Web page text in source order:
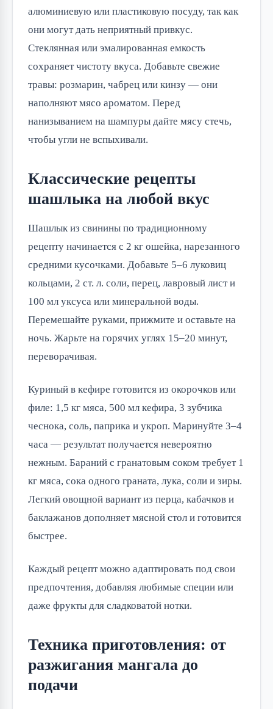
алюминиевую или пластиковую посуду, так как
они могут дать неприятный привкус.
Стеклянная или эмалированная емкость
сохраняет чистоту вкуса. Добавьте свежие
травы: розмарин, чабрец или кинзу — они
наполняют мясо ароматом. Перед
нанизыванием на шампуры дайте мясу стечь,
чтобы угли не вспыхивали.
Классические рецепты
шашлыка на любой вкус
Шашлык из свинины по традиционному
рецепту начинается с 2 кг ошейка, нарезанного
средними кусочками. Добавьте 5–6 луковиц
кольцами, 2 ст. л. соли, перец, лавровый лист и
100 мл уксуса или минеральной воды.
Перемешайте руками, прижмите и оставьте на
ночь. Жарьте на горячих углях 15–20 минут,
переворачивая.
Куриный в кефире готовится из окорочков или
филе: 1,5 кг мяса, 500 мл кефира, 3 зубчика
чеснока, соль, паприка и укроп. Маринуйте 3–4
часа — результат получается невероятно
нежным. Бараний с гранатовым соком требует 1
кг мяса, сока одного граната, лука, соли и зиры.
Легкий овощной вариант из перца, кабачков и
баклажанов дополняет мясной стол и готовится
быстрее.
Каждый рецепт можно адаптировать под свои
предпочтения, добавляя любимые специи или
даже фрукты для сладковатой нотки.
Техника приготовления: от
разжигания мангала до
подачи